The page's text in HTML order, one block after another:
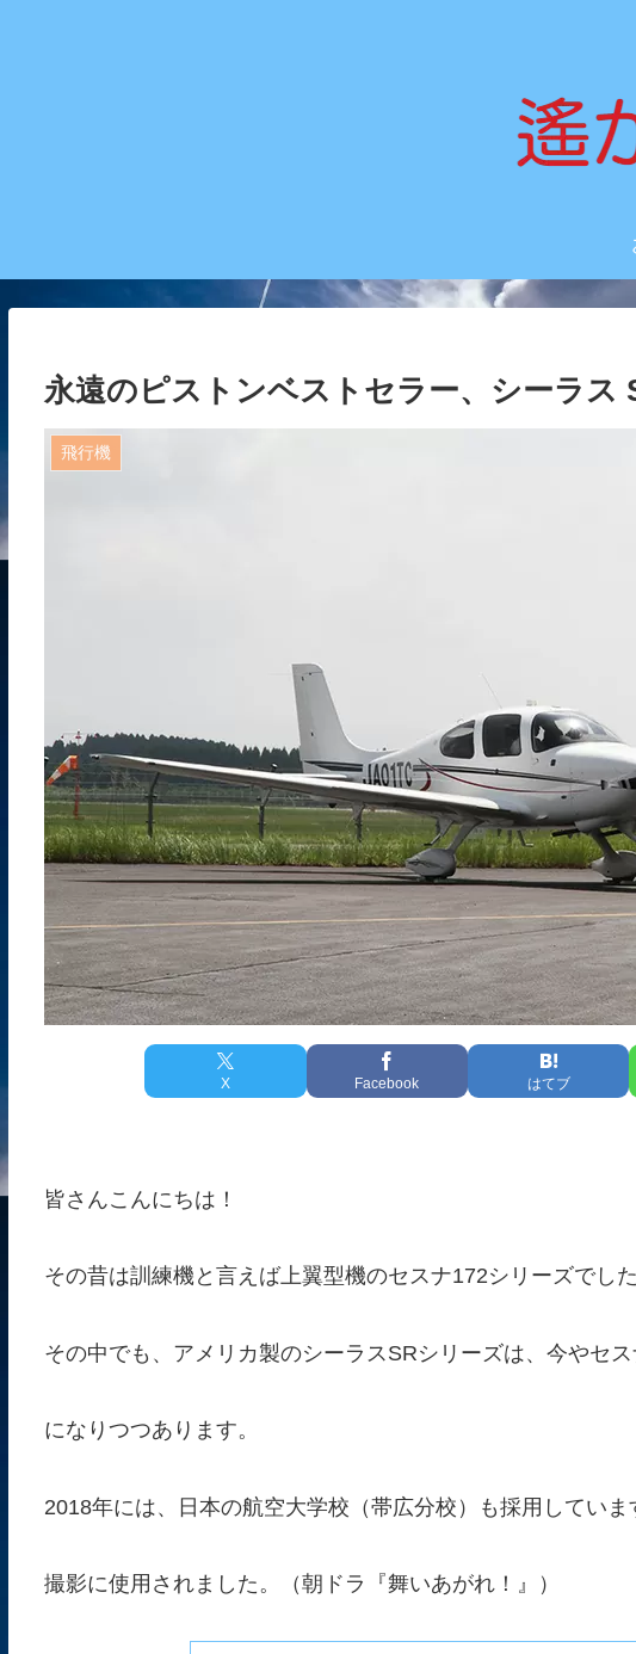
永遠のピストンベストセラー、シーラス
飛行機
X Facebook はてブ
皆さんこんにちは！
その昔は訓練機と言えば上翼型機のセスナ172シリーズでし
その中でも、アメリカ製のシーラスSRシリーズは、今やセ
になりつつあります。
2018年には、日本の航空大学校（帯広分校）も採用してい
撮影に使用されました。（朝ドラ『舞いあがれ！』）